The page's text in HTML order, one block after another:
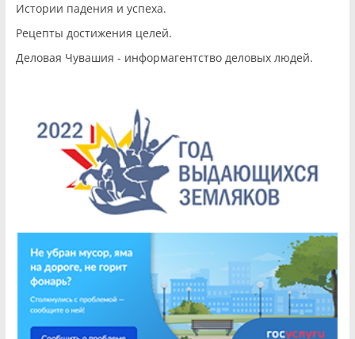
Истории падения и успеха.
Рецепты достижения целей.
Деловая Чувашия - информагентство деловых людей.